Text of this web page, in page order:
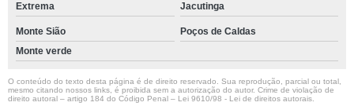
Extrema
Jacutinga
Monte Sião
Poços de Caldas
Monte verde
O conteúdo do texto desta página é de direito reservado. Sua reprodução, parcial ou total,
mesmo citando nossos links, é proibida sem a autorização do autor. Crime de violação de
direito autoral – artigo 184 do Código Penal – Lei 9610/98 - Lei de direitos autorais